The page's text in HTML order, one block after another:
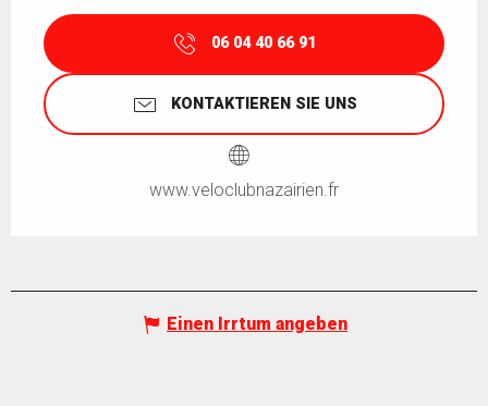
06 04 40 66 91
KONTAKTIEREN SIE UNS
www.veloclubnazairien.fr
Einen Irrtum angeben